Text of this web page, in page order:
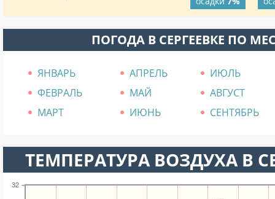
ПОГОДА В СЕРГЕЕВКЕ ПО
ЯНВАРЬ АПРЕЛЬ
ИЮЛЬ
ФЕВРАЛЬ
МАЙ
АВГУСТ
МАРТ
ИЮНЬ СЕНТЯБРЬ
ТЕМПЕРАТУРА ВОЗДУХА В
32